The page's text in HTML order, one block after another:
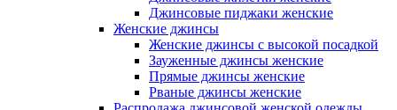
Джинсовые пиджаки женские
Женские джинсы
Женские джинсы с высокой посадкой
Зауженные джинсы женские
Прямые джинсы женские
Рваные джинсы женские